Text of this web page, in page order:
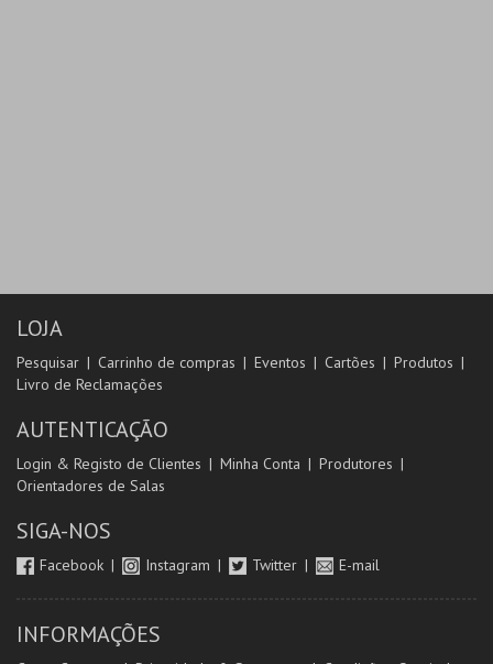
LOJA
Pesquisar Carrinho de compras Eventos Cartões
Produtos
Livro de Reclamações
AUTENTICAÇÃO
Login & Registo de Clientes Minha Conta
Produtores
Orientadores de Salas
SIGA-NOS
Facebook Instagram Twitter E-mail
INFORMAÇÕES